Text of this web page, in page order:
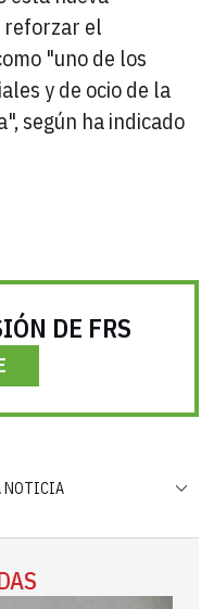
reforzar el
"uno de los
y de ocio de la
según ha indicado
DE FRS
NOTICIA